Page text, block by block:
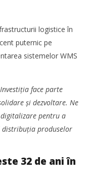
industria de
8-10 septembrie
logistice în
puternic pe
sistemelor WMS
face parte
și dezvoltare. Ne
pentru a
produselor
32 de ani în